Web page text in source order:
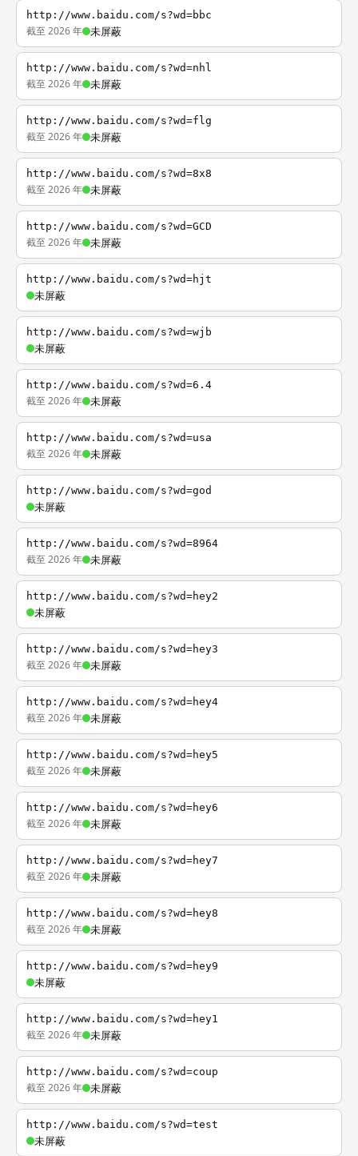
http://www.baidu.com/s?wd=bbc
截至 2026 年 未屏蔽
http://www.baidu.com/s?wd=nhl
截至 2026 年 未屏蔽
http://www.baidu.com/s?wd=flg
截至 2026 年 未屏蔽
http://www.baidu.com/s?wd=8x8
截至 2026 年 未屏蔽
http://www.baidu.com/s?wd=GCD
截至 2026 年 未屏蔽
http://www.baidu.com/s?wd=hjt
未屏蔽
http://www.baidu.com/s?wd=wjb
未屏蔽
http://www.baidu.com/s?wd=6.4
截至 2026 年 未屏蔽
http://www.baidu.com/s?wd=usa
截至 2026 年 未屏蔽
http://www.baidu.com/s?wd=god
未屏蔽
http://www.baidu.com/s?wd=8964
截至 2026 年 未屏蔽
http://www.baidu.com/s?wd=hey2
未屏蔽
http://www.baidu.com/s?wd=hey3
截至 2026 年 未屏蔽
http://www.baidu.com/s?wd=hey4
截至 2026 年 未屏蔽
http://www.baidu.com/s?wd=hey5
截至 2026 年 未屏蔽
http://www.baidu.com/s?wd=hey6
截至 2026 年 未屏蔽
http://www.baidu.com/s?wd=hey7
截至 2026 年 未屏蔽
http://www.baidu.com/s?wd=hey8
截至 2026 年 未屏蔽
http://www.baidu.com/s?wd=hey9
未屏蔽
http://www.baidu.com/s?wd=hey1
截至 2026 年 未屏蔽
http://www.baidu.com/s?wd=coup
截至 2026 年 未屏蔽
http://www.baidu.com/s?wd=test
未屏蔽